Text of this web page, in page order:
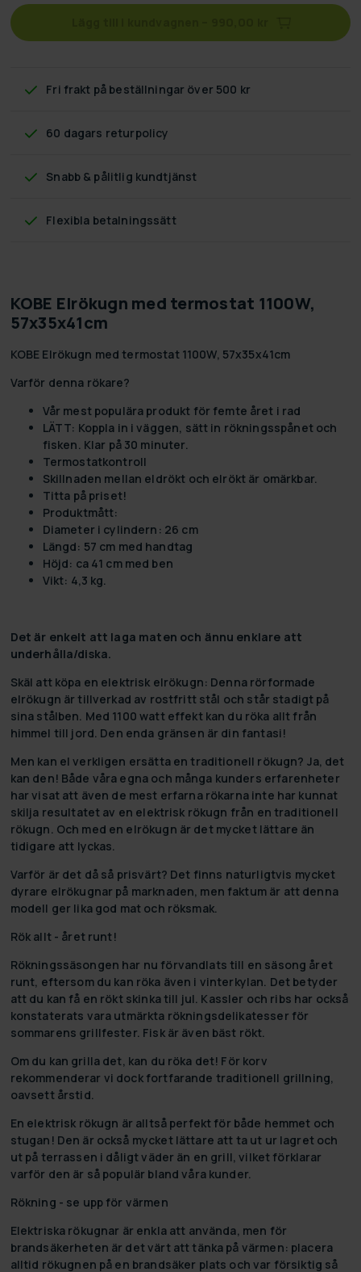
Fri frakt på beställningar över 500 kr
60 dagars returpolicy
Snabb & pålitlig kundtjänst
Flexibla betalningssätt
KOBE Elrökugn med termostat 1100W,
57x35x41cm
KOBE Elrökugn med termostat 1100W, 57x35x41cm
Varför denna rökare?
Vår mest populära produkt för femte året i rad
LÄTT: Koppla in i väggen, sätt in rökningsspånet och
fisken. Klar på 30 minuter.
Termostatkontroll
Skillnaden mellan eldrökt och elrökt är omärkbar.
Titta på priset!
Produktmått:
Diameter i cylindern: 26 cm
Längd: 57 cm med handtag
Höjd: ca 41 cm med ben
Vikt: 4,3 kg.
Det är enkelt att laga maten och ännu enklare att
underhålla/diska.
Skäl att köpa en elektrisk elrökugn: Denna rörformade
elrökugn är tillverkad av rostfritt stål och står stadigt på
sina stålben. Med 1100 watt effekt kan du röka allt från
himmel till jord. Den enda gränsen är din fantasi!
Men kan el verkligen ersätta en traditionell rökugn? Ja, det
kan den! Både våra egna och många kunders erfarenheter
har visat att även de mest erfarna rökarna inte har kunnat
skilja resultatet av en elektrisk rökugn från en traditionell
rökugn. Och med en elrökugn är det mycket lättare än
tidigare att lyckas.
Varför är det då så prisvärt? Det finns naturligtvis mycket
dyrare elrökugnar på marknaden, men faktum är att denna
modell ger lika god mat och röksmak.
Rök allt - året runt!
Rökningssäsongen har nu förvandlats till en säsong året
runt, eftersom du kan röka även i vinterkylan. Det betyder
att du kan få en rökt skinka till jul. Kassler och ribs har också
konstaterats vara utmärkta rökningsdelikatesser för
sommarens grillfester. Fisk är även bäst rökt.
Om du kan grilla det, kan du röka det! För korv
rekommenderar vi dock fortfarande traditionell grillning,
oavsett årstid.
En elektrisk rökugn är alltså perfekt för både hemmet och
stugan! Den är också mycket lättare att ta ut ur lagret och
ut på terrassen i dåligt väder än en grill, vilket förklarar
varför den är så populär bland våra kunder.
Rökning - se upp för värmen
Elektriska rökugnar är enkla att använda, men för
brandsäkerheten är det värt att tänka på värmen: placera
alltid rökugnen på en brandsäker plats och var försiktig så